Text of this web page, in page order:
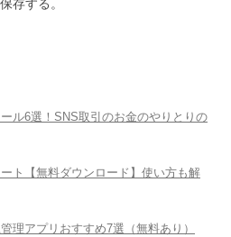
存する。
ル6選！SNS取引のお金のやりとりの
ト【無料ダウンロード】使い方も解
理アプリおすすめ7選（無料あり）